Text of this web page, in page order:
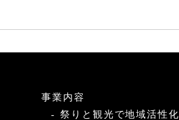
事業内容
祭りと観光で地域活性化